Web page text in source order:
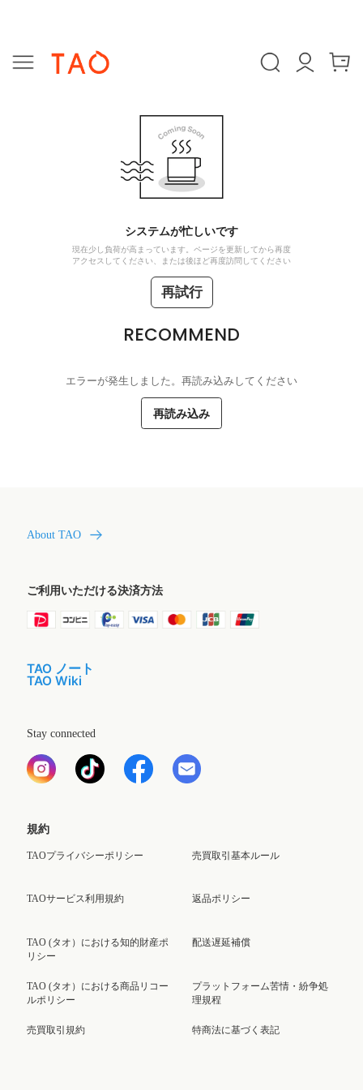
システムが忙しいです
現在少し負荷が高まっています。ページを更新してから再度
アクセスしてください、または後ほど再度訪問してください
再試行
RECOMMEND
エラーが発生しました。再読み込みしてください
再読み込み
About TAO
ご利用いただける決済方法
TAO ノート
TAO Wiki
Stay connected
規約
TAOプライバシーポリシー
TAOサービス利用規約
TAO (タオ）における知的財産ポ
リシー
TAO (タオ）における商品リコー
ルポリシー
売買取引規約
売買取引基本ルール
返品ポリシー
配送遅延補償
プラットフォーム苦情・紛争処
理規程
特商法に基づく表記